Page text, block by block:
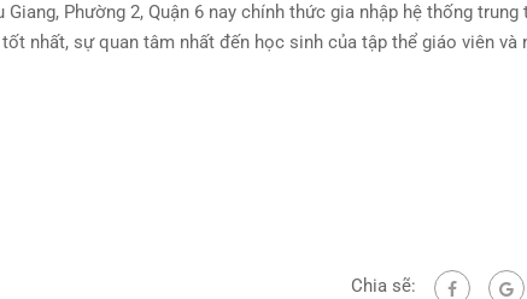
Giang, Phường 2, Quận 6 nay chính thức gia nhập hệ thống
nhất, sự quan tâm nhất đến học sinh của tập thể giáo viên và
Chia sẽ: